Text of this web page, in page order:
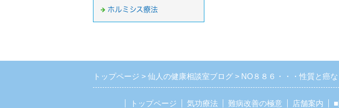
ホルミシス療法
トップページ 仙人の健康相談室ブログ NO８８６・・・性質と癌
トップページ 気功療法 難病改善の極意 店舗案内